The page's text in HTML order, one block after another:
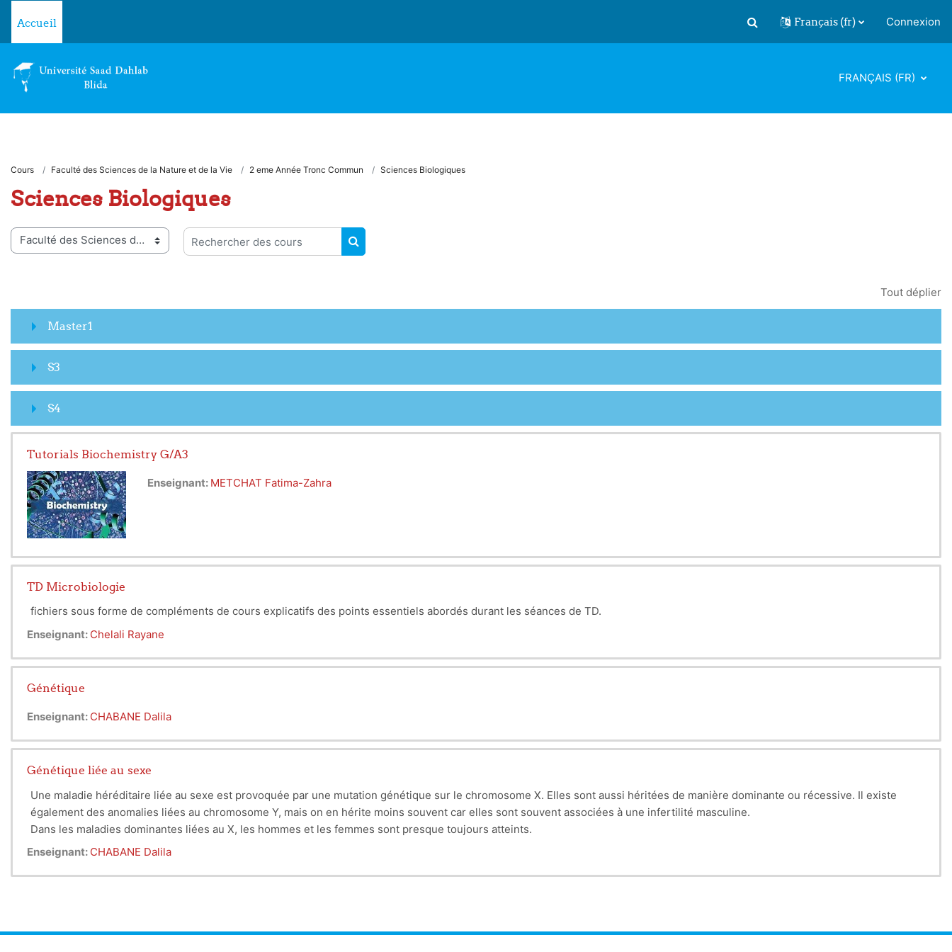
Accueil
Activer/désactiver la saisie de
Français ‎(fr)‎ Connexion
FRANÇAIS ‎(FR)‎
Cours Faculté des Sciences de la Nature et de la Vie 2 eme Année Tronc Commun Sciences Biologiques
Sciences Biologiques
de cours
Rechercher des cours
RECHERCHER DES COURS
Tout déplier
Master1
S3
S4
Tutorials Biochemistry G/A3
Enseignant: METCHAT Fatima-Zahra
TD Microbiologie
fichiers sous forme de compléments de cours explicatifs des points essentiels abordés durant les séances de TD.
Enseignant: Chelali Rayane
Génétique
Enseignant: CHABANE Dalila
Génétique liée au sexe
Une maladie héréditaire liée au sexe est provoquée par une mutation génétique sur le chromosome X. Elles sont aussi héritées de manière dominante ou récessive. Il existe
également des anomalies liées au chromosome Y, mais on en hérite moins souvent car elles sont souvent associées à une infertilité masculine.
Dans les maladies dominantes liées au X, les hommes et les femmes sont presque toujours atteints.
Lors d’anomalies récessives liées au X, les filles courent moins de risque d’hériter de la maladie parce qu’elles disposent de deux chromosomes X, dont chaque fois un n’est pas
Enseignant: CHABANE Dalila